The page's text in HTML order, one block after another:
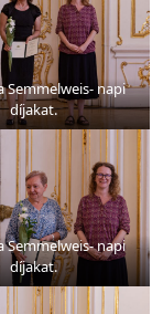
Semmelweis- napi
díjakat.
Semmelweis- napi
díjakat.